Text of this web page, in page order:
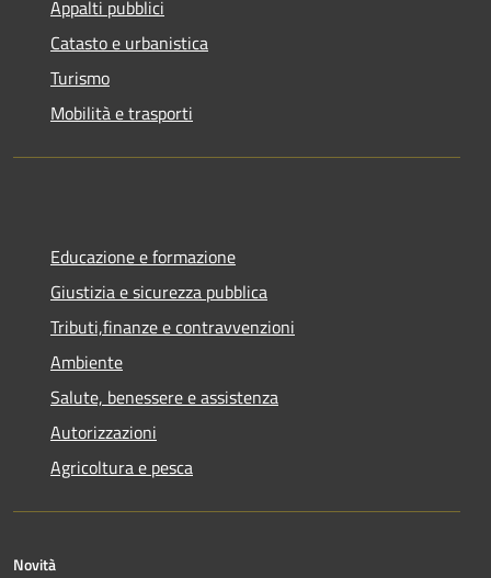
Appalti pubblici
Catasto e urbanistica
Turismo
Mobilità e trasporti
Educazione e formazione
Giustizia e sicurezza pubblica
Tributi,finanze e contravvenzioni
Ambiente
Salute, benessere e assistenza
Autorizzazioni
Agricoltura e pesca
Novità